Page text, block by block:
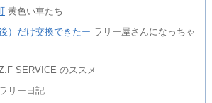
黄色い車たち
）だけ交換できたー ラリー屋さんになっちゃ
SERVICE のススメ
リー日記